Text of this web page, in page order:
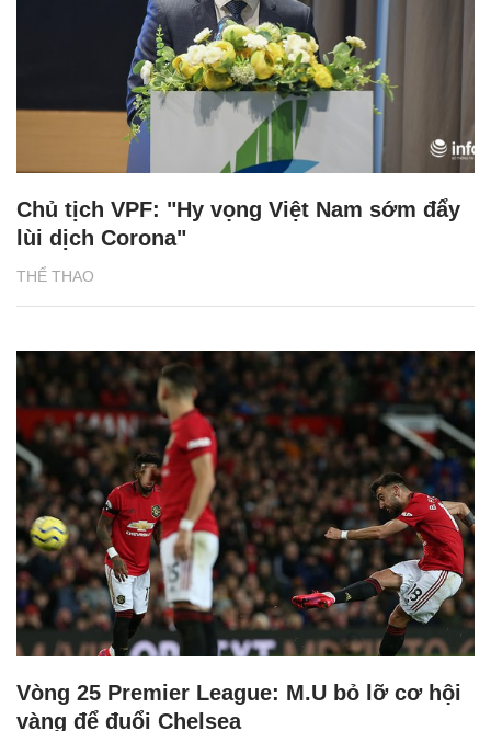
THỂ THAO
Chủ tịch VPF: "Hy vọng Việt Nam sớm đẩy
lùi dịch Corona"
Vòng 25 Premier League: M.U bỏ lỡ cơ hội
vàng để đuổi Chelsea